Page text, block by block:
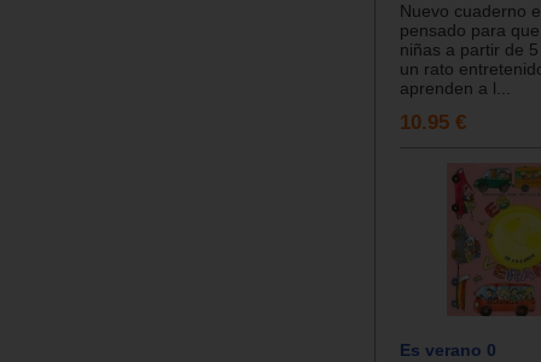
Nuevo cuaderno
pensado para
niñas a partir de
un rato
aprenden a l...
10.95 €
Es verano 0